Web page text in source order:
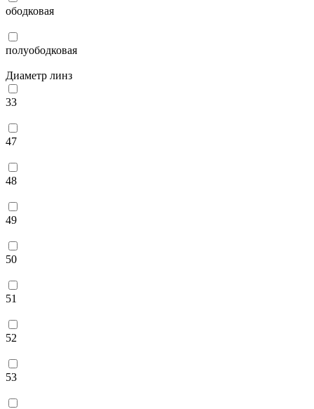
ободковая
полуободковая
Диаметр линз
33
47
48
49
50
51
52
53